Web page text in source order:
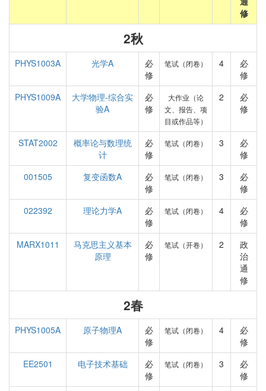
修
2秋
PHYS1003A 光学A
必
修
笔试（闭卷） 4
必
修
PHYS1009A
大学物理-综合实
验A
必
修
大作业（论
文、报告、项
目或作品等）
2
必
修
STAT2002
概率论与数理统
计
必
修
笔试（闭卷） 3
必
修
001505
复变函数A
必
修
笔试（闭卷） 3
必
修
022392
理论力学A
必
修
笔试（闭卷） 4
必
修
MARX1011
马克思主义基本
原理
必
修
笔试（开卷） 2
政
治
通
修
2春
PHYS1005A 原子物理A
必
修
笔试（闭卷） 4
必
修
EE2501
电子技术基础
必
修
笔试（闭卷） 3
必
修